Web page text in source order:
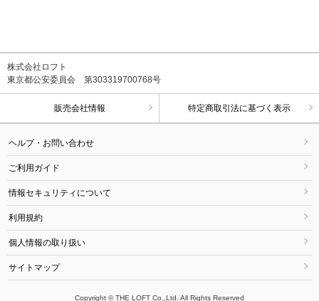
株式会社ロフト
東京都公安委員会 第303319700768号
販売会社情報 特定商取引法に基づく表示
ヘルプ・お問い合わせ
ご利用ガイド
情報セキュリティについて
利用規約
個人情報の取り扱い
サイトマップ
Copyright © THE LOFT Co.,Ltd. All Rights Reserved